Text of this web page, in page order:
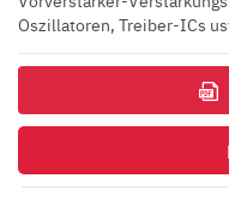
Oszillatoren, Treiber-ICs